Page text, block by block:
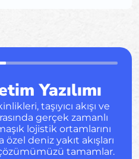
Yazılımı
taşıyıcı akışı ve
gerçek zamanlı
lojistik ortamlarını
deniz yakıt akışları
çözümümüzü tamamlar.